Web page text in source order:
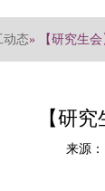
动态» 【研究生
【研
来源